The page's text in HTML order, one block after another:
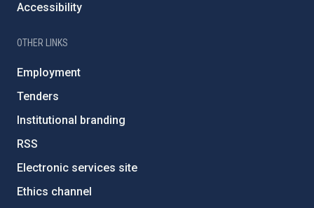
Accessibility
OTHER LINKS
Employment
Tenders
Institutional branding
RSS
Electronic services site
Ethics channel